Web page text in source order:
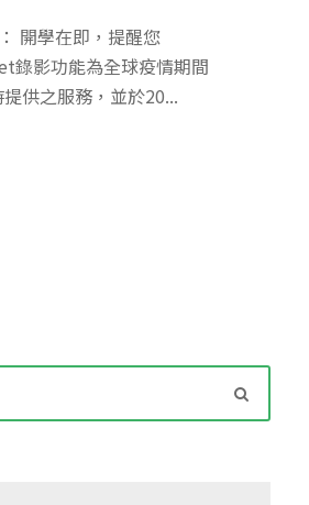
開學在即，提醒您
錄影功能為全球疫情期間
供之服務，並於20...